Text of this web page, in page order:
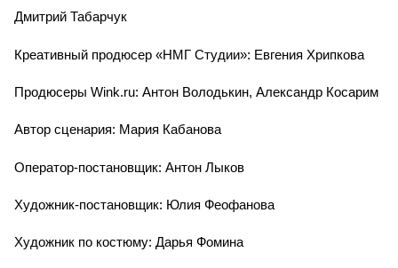
Дмитрий Табарчук
Креативный продюсер «НМГ Студии»: Евгения Хрипкова
Продюсеры Wink.ru: Антон Володькин, Александр Косарим
Автор сценария: Мария Кабанова
Оператор-постановщик: Антон Лыков
Художник-постановщик: Юлия Феофанова
Художник по костюму: Дарья Фомина